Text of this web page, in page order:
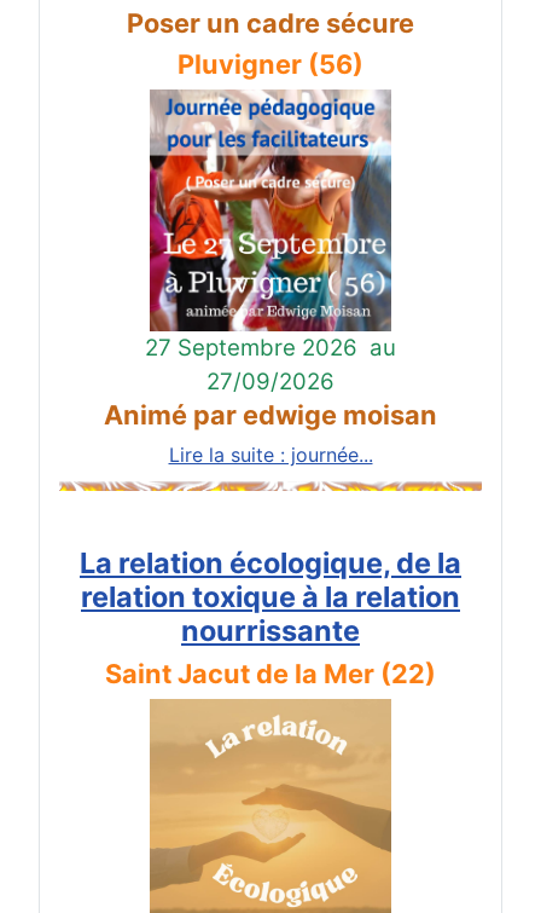
Poser un cadre sécure
Pluvigner (56)
27 Septembre 2026 au
27/09/2026
Animé par edwige moisan
Lire la suite : journée...
La relation écologique, de la
relation toxique à la relation
nourrissante
Saint Jacut de la Mer (22)